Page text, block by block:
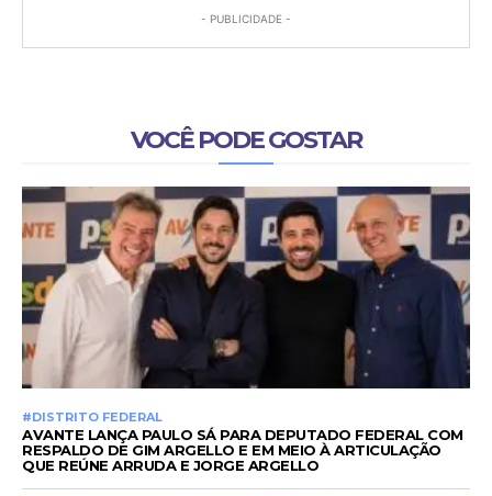
- PUBLICIDADE -
VOCÊ PODE GOSTAR
#DISTRITO FEDERAL
AVANTE LANÇA PAULO SÁ PARA DEPUTADO FEDERAL COM
RESPALDO DE GIM ARGELLO E EM MEIO À ARTICULAÇÃO
QUE REÚNE ARRUDA E JORGE ARGELLO